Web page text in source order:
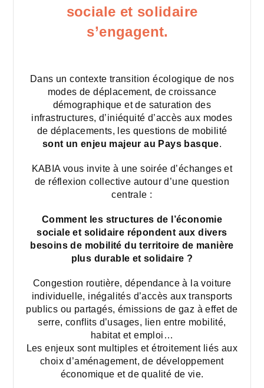
sociale et solidaire
s’engagent.
Dans un contexte transition écologique de nos
modes de déplacement, de croissance
démographique et de saturation des
infrastructures, d’iniéquité d’accès aux modes
de déplacements, les questions de mobilité
sont un enjeu majeur au Pays basque.
KABIA vous invite à une soirée d’échanges et
de réflexion collective autour d’une question
centrale :
Comment les structures de l’économie
sociale et solidaire répondent aux divers
besoins de mobilité du territoire de manière
plus durable et solidaire ?
Congestion routière, dépendance à la voiture
individuelle, inégalités d’accès aux transports
publics ou partagés, émissions de gaz à effet de
serre, conflits d’usages, lien entre mobilité,
habitat et emploi…
Les enjeux sont multiples et étroitement liés aux
choix d’aménagement, de développement
économique et de qualité de vie.